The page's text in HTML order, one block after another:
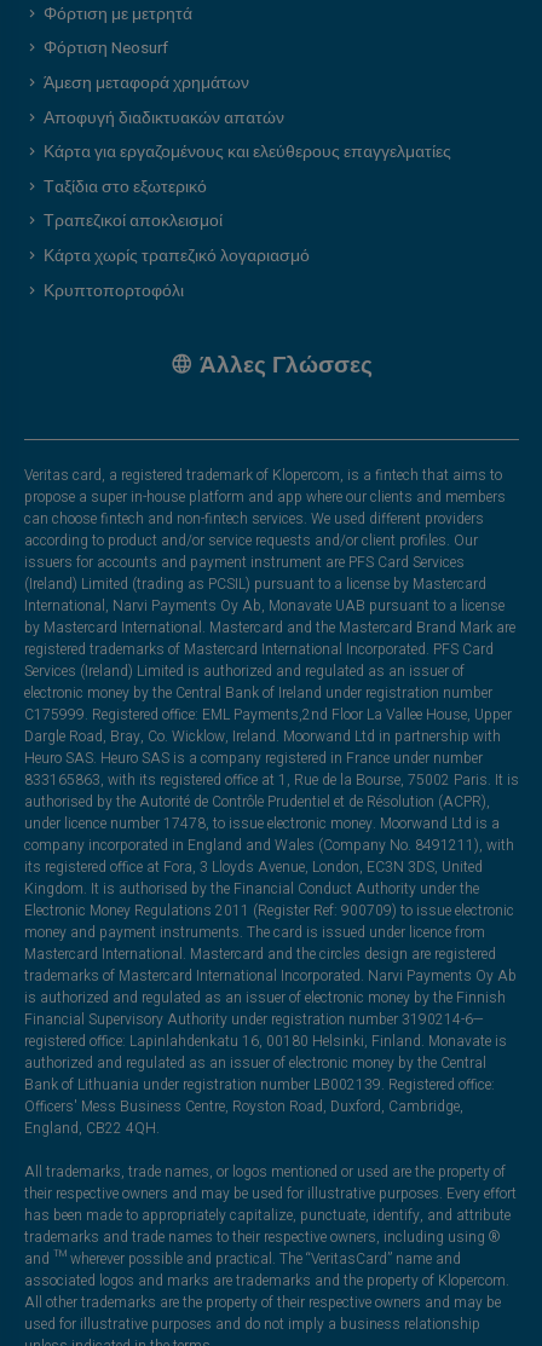
Φόρτιση με μετρητά
Φόρτιση Neosurf
Άμεση μεταφορά χρημάτων
Αποφυγή διαδικτυακών απατών
Κάρτα για εργαζομένους και ελεύθερους επαγγελματίες
Ταξίδια στο εξωτερικό
Τραπεζικοί αποκλεισμοί
Κάρτα χωρίς τραπεζικό λογαριασμό
Κρυπτοπορτοφόλι
Άλλες Γλώσσες
Veritas card, a registered trademark of Klopercom, is a fintech that aims to
propose a super in-house platform and app where our clients and members
can choose fintech and non-fintech services. We used different providers
according to product and/or service requests and/or client profiles. Our
issuers for accounts and payment instrument are PFS Card Services
(Ireland) Limited (trading as PCSIL) pursuant to a license by Mastercard
International, Narvi Payments Oy Ab, Monavate UAB pursuant to a license
by Mastercard International. Mastercard and the Mastercard Brand Mark are
registered trademarks of Mastercard International Incorporated. PFS Card
Services (Ireland) Limited is authorized and regulated as an issuer of
electronic money by the Central Bank of Ireland under registration number
C175999. Registered office: EML Payments,2nd Floor La Vallee House, Upper
Dargle Road, Bray, Co. Wicklow, Ireland. Moorwand Ltd in partnership with
Heuro SAS. Heuro SAS is a company registered in France under number
833165863, with its registered office at 1, Rue de la Bourse, 75002 Paris. It is
authorised by the Autorité de Contrôle Prudentiel et de Résolution (ACPR),
under licence number 17478, to issue electronic money. Moorwand Ltd is a
company incorporated in England and Wales (Company No. 8491211), with
its registered office at Fora, 3 Lloyds Avenue, London, EC3N 3DS, United
Kingdom. It is authorised by the Financial Conduct Authority under the
Electronic Money Regulations 2011 (Register Ref: 900709) to issue electronic
money and payment instruments. The card is issued under licence from
Mastercard International. Mastercard and the circles design are registered
trademarks of Mastercard International Incorporated. Narvi Payments Oy Ab
is authorized and regulated as an issuer of electronic money by the Finnish
Financial Supervisory Authority under registration number 3190214-6—
registered office: Lapinlahdenkatu 16, 00180 Helsinki, Finland. Monavate is
authorized and regulated as an issuer of electronic money by the Central
Bank of Lithuania under registration number LB002139. Registered office:
Officers' Mess Business Centre, Royston Road, Duxford, Cambridge,
England, CB22 4QH.
All trademarks, trade names, or logos mentioned or used are the property of
their respective owners and may be used for illustrative purposes. Every effort
has been made to appropriately capitalize, punctuate, identify, and attribute
trademarks and trade names to their respective owners, including using ®
and ™ wherever possible and practical. The “VeritasCard” name and
associated logos and marks are trademarks and the property of Klopercom.
All other trademarks are the property of their respective owners and may be
used for illustrative purposes and do not imply a business relationship